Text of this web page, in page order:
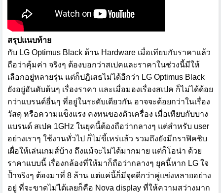
สรุปแนบท้าย
กับ LG Optimus Black ด้าน Hardware เมื่อเทียบกับราคาแล้ว
ถือว่าคุ้มค่า จริงๆ ต้องบอกว่าสเปคและราคาในช่วงนี้มีให้
เลือกอยู่หลายรุ่น แต่ก็ปฎิเสธไม่ได้อีกว่า LG Optimus Black
ยังอยู่อันดับต้นๆ เรื่องราคา และเมื่อมองเรื่องสเปค ก็ไม่ได้ด้อย
กว่าแบรนด์อื่นๆ ที่อยู่ในระดับเดียวกัน อาจจะด้อยกว่าในเรื่อง
วัสดุ หรือความแข็งแรง คงทนของตัวเครื่อง เมื่อเทียบกับบาง
แบรนด์ สเปค 1GHz ในยุคนี้ต้องถือว่ากลางๆ แต่สำหรับ user
อย่างเราๆ ใช้งานทั่วไป ก็ไม่ขี้เหร่แล้ว รวมถึงยังมีกราฟิคชิบ
เผื่อให้เล่นเกมส์บ้าง ถึงแม้จะไม่ได้มากมาย แต่ก็โอน่า ด้วย
ราคาแบบนี้ เรื่องกล้องที่ให้มาก็ถือว่ากลางๆ ยุคนี้หาก LG ใจ
ป้ำจริงๆ ต้องมาที่ 8 ล้าน แต่แค่นี้ก็มีจุดดีกว่าคู่แข่งหลายอย่าง
อยู่ ที่จะขาดไม่ได้เลยก็คือ Nova display ที่ให้ความสว่างมาก